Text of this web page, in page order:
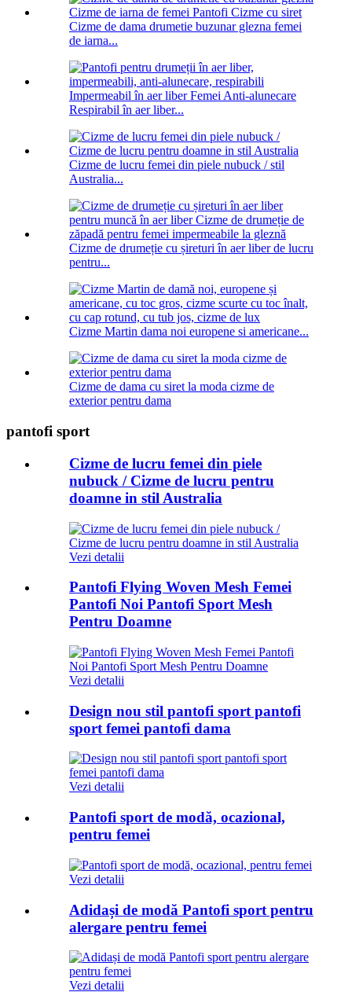
Cizme de dama drumetie buzunar glezna femei
de iarna...
Impermeabil în aer liber Femei Anti-alunecare
Respirabil în aer liber...
Cizme de lucru femei din piele nubuck / stil
Australia...
Cizme de drumeție cu șireturi în aer liber de lucru
pentru...
Cizme Martin dama noi europene si americane...
Cizme de dama cu siret la moda cizme de
exterior pentru dama
pantofi sport
Cizme de lucru femei din piele
nubuck / Cizme de lucru pentru
doamne in stil Australia
Vezi detalii
Pantofi Flying Woven Mesh Femei
Pantofi Noi Pantofi Sport Mesh
Pentru Doamne
Vezi detalii
Design nou stil pantofi sport pantofi
sport femei pantofi dama
Vezi detalii
Pantofi sport de modă, ocazional,
pentru femei
Vezi detalii
Adidași de modă Pantofi sport pentru
alergare pentru femei
Vezi detalii